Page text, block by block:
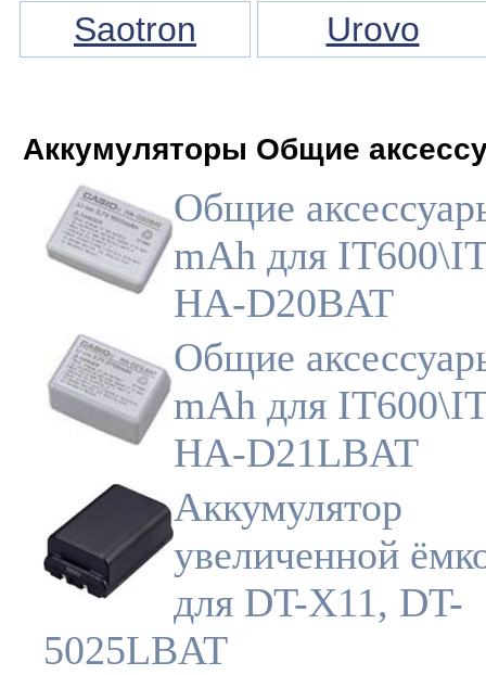
Saotron
Urovo
Аккумуляторы Общие
Общие
mAh для
HA-D20BAT
Общие
mAh для
HA-D21LBAT
Аккумулятор
увеличенной
для DT-X11, DT-
5025LBAT